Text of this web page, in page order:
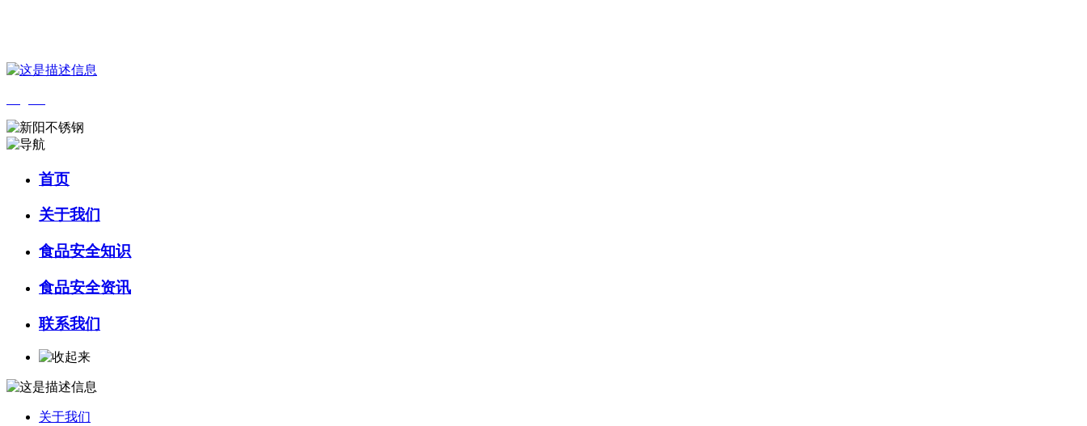
首页
关于我们
食品安全知识
食品安全资讯
联系我们
关于我们